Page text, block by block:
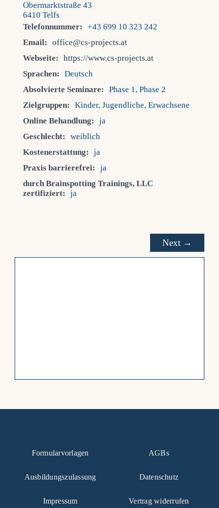
Obermarktstraße 43
6410 Telfs
Telefonnummer:
+43 699 10 323 242
Email:
office@cs-projects.at
Webseite:
https://www.cs-projects.at
Sprachen:
Deutsch
Absolvierte Seminare:
Phase 1, Phase 2
Zielgruppen:
Kinder, Jugendliche, Erwachsene
Online Behandlung:
ja
Geschlecht:
weiblich
Kostenerstattung:
ja
Praxis barrierefrei:
ja
durch Brainspotting Trainings, LLC
zertifiziert:
ja
Next →
Formularvorlagen
Ausbildungszulassung
Impressum
AGBs
Datenschutz
Vertrag widerrufen